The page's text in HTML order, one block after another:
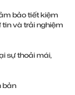
bảo tiết kiệm
tin và trải nghiệm
sự thoải mái,
bản